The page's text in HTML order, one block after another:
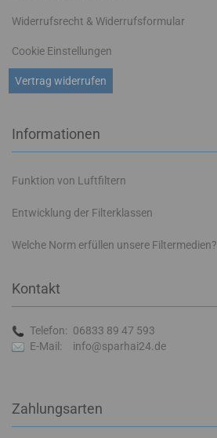
Widerrufsrecht & Widerrufsformular
Vertrag widerrufen
Cookie Einstellungen
Informationen
Funktion von Luftfiltern
Entwicklung der Filterklassen
Welche Norm erfüllen unsere Filtermedien?
Kontakt
Telefon: 06833 89 47 593
E-Mail:
info@sparhai24.de
Zahlungsarten